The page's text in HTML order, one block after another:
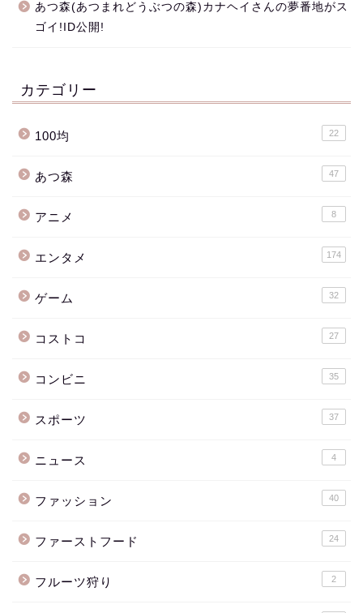
あつ森(あつまれどうぶつの森)カナヘイさんの夢番地がス
ゴイ!ID公開!
カテゴリー
100均 22
あつ森 47
アニメ 8
エンタメ 174
ゲーム 32
コストコ 27
コンビニ 35
スポーツ 37
ニュース 4
ファッション 40
ファーストフード 24
フルーツ狩り 2